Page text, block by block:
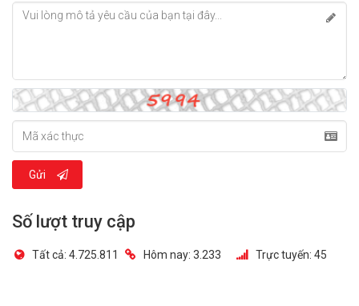
Gửi
Số lượt truy cập
Tất cả: 4.725.811 Hôm nay:3.233 Trực tuyến: 45